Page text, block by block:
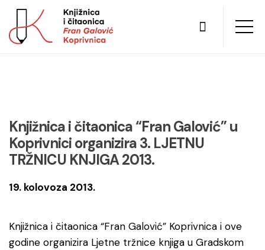
Knjižnica i čitaonica “Fran Galović” u
Koprivnici organizira 3. LJETNU
TRŽNICU KNJIGA 2013.
19. kolovoza 2013.
Knjižnica i čitaonica “Fran Galović” Koprivnica i ove
godine organizira Ljetne tržnice knjiga u Gradskom